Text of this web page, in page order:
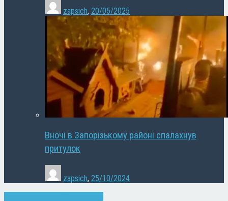
zapsich, 20/05/2025
Вночі в Запорізькому районі спалахнув
притулок
zapsich, 25/10/2024